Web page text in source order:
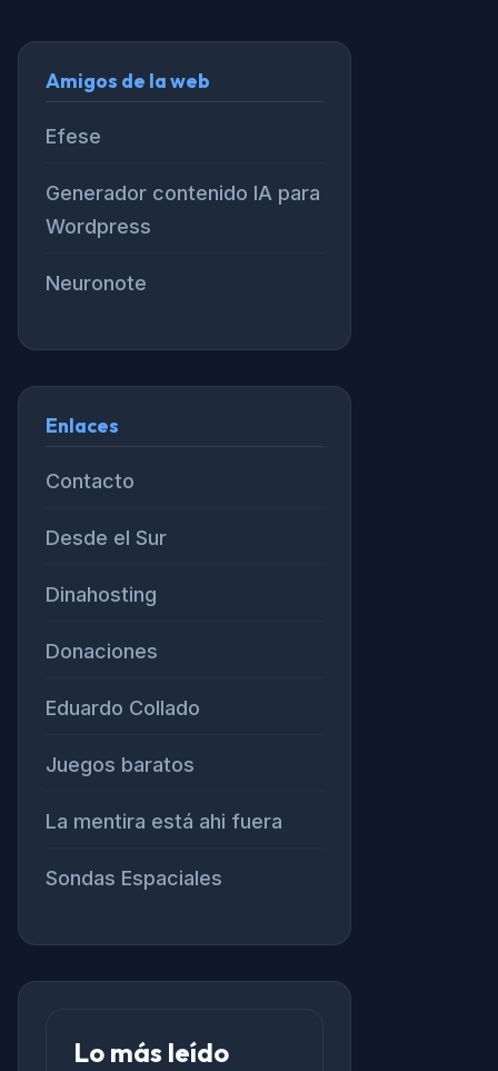
Amigos de la web
Efese
Generador contenido IA para
Wordpress
Neuronote
Enlaces
Contacto
Desde el Sur
Dinahosting
Donaciones
Eduardo Collado
Juegos baratos
La mentira está ahi fuera
Sondas Espaciales
Lo más leído